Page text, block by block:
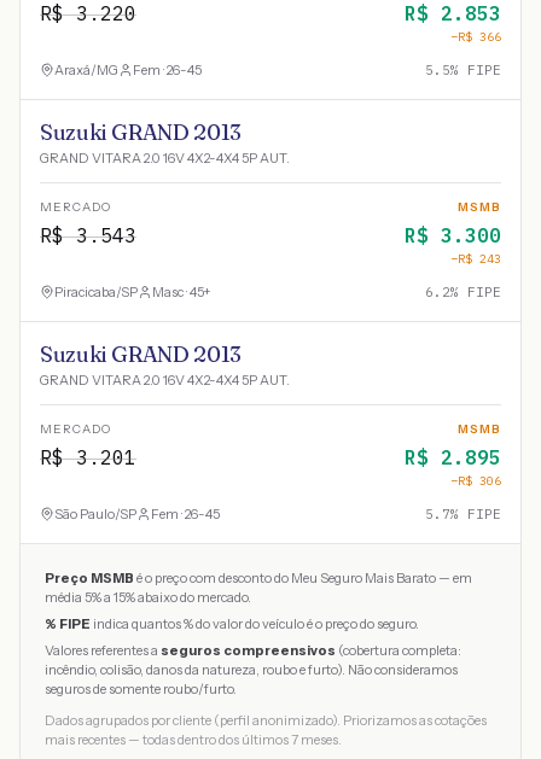
R$3.220 R$ 2.853
−R$ 366
Araxá/MG Fem · 26-45 5.5% FIPE
Suzuki GRAND 2013
GRAND VITARA 2.0 16V 4X2-4X4 5P AUT.
MERCADO
R$3.543
MSMB
R$ 3.300
−R$ 243
Piracicaba/SP Masc · 45+ 6.2% FIPE
Suzuki GRAND 2013
GRAND VITARA 2.0 16V 4X2-4X4 5P AUT.
MERCADO
R$3.201
MSMB
R$ 2.895
−R$ 306
São Paulo/SP Fem · 26-45 5.7% FIPE
Preço MSMB é o preço com desconto do Meu Seguro Mais Barato — em
média 5% a 15% abaixo do mercado.
% FIPE indica quantos % do valor do veículo é o preço do seguro.
Valores referentes a seguros compreensivos (cobertura completa:
incêndio, colisão, danos da natureza, roubo e furto). Não consideramos
seguros de somente roubo/furto.
Dados agrupados por cliente (perfil anonimizado). Priorizamos as cotações
mais recentes — todas dentro dos últimos 7 meses.